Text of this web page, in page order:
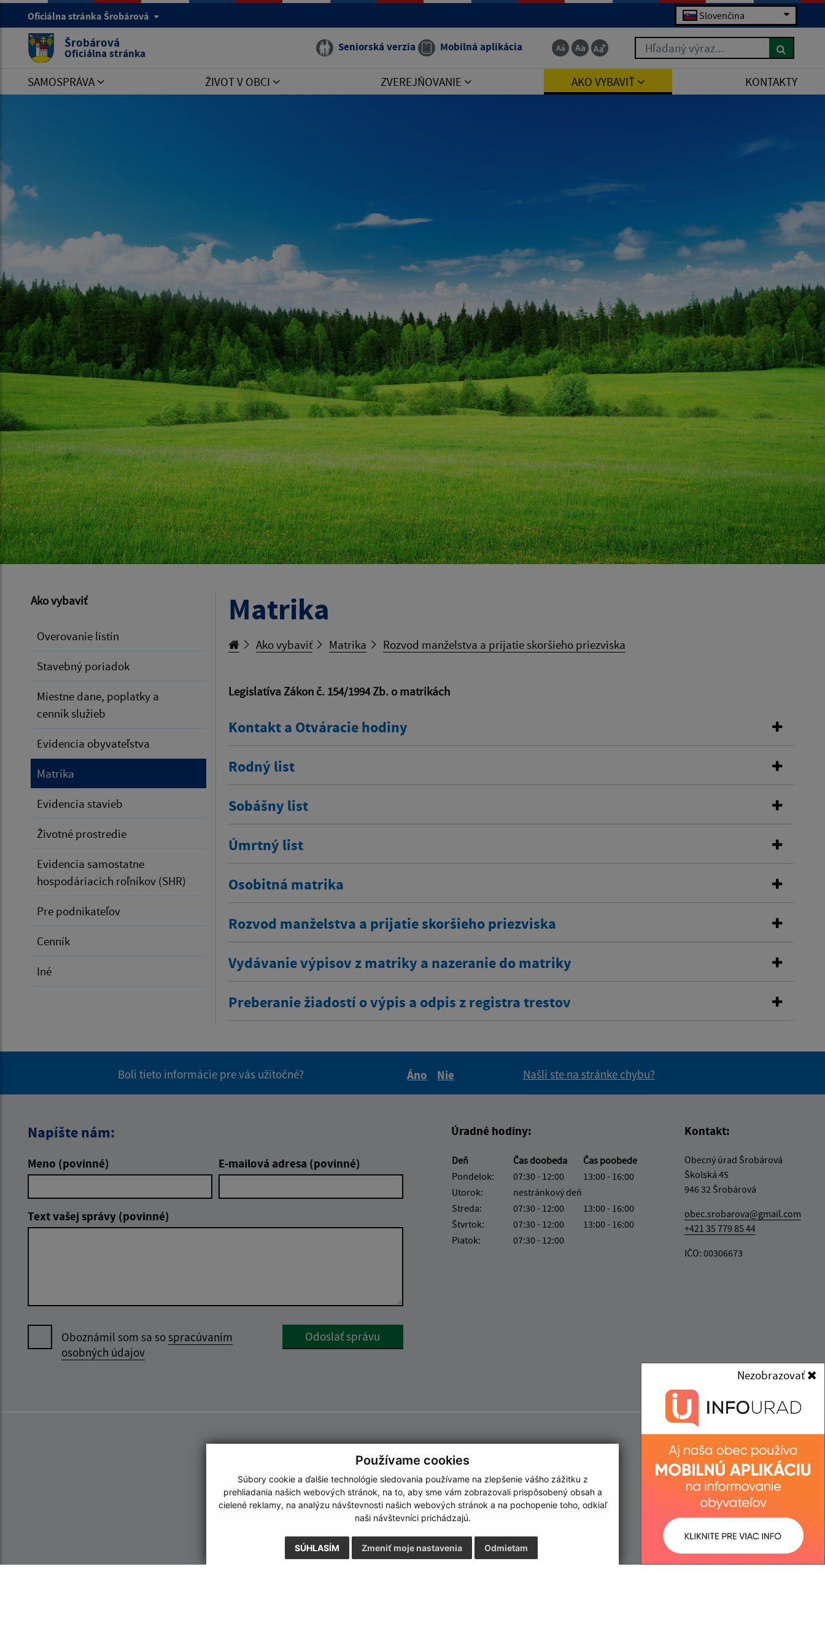
Používame cookies
Súbory cookie a ďalšie technológie sledovania používame na zlepšenie vášho zážitku z
prehliadania našich webových stránok, na to, aby sme vám zobrazovali prispôsobený obsah a
cielené reklamy, na analýzu návštevnosti našich webových stránok a na pochopenie toho, odkiaľ
naši návštevníci prichádzajú.
SÚHLASÍM Odmietam
Zmeniť moje nastavenia
Nezobrazovať
Oficiálna stránka Šrobárová Slovenčina
Šrobárová
Oficiálna stránka Seniorská verzia Mobilná aplikácia Hľadaný výraz...
SAMOSPRÁVA ŽIVOT V OBCI ZVEREJŇOVANIE AKO VYBAVIŤ KONTAKTY
Ako vybaviť
Overovanie listín
Stavebný poriadok
Miestne dane, poplatky a
cenník služieb
Evidencia obyvateľstva
Matrika
Evidencia stavieb
Životné prostredie
Evidencia samostatne
hospodáriacich roľníkov (SHR)
Pre podnikateľov
Cenník
Iné
Matrika
Ako vybaviť Matrika Rozvod manželstva a prijatie skoršieho priezviska
Legislatíva Zákon č. 154/1994 Zb. o matrikách
Kontakt a Otváracie hodiny
Rodný list
Sobášny list
Úmrtný list
Osobitná matrika
Rozvod manželstva a prijatie skoršieho priezviska
Vydávanie výpisov z matriky a nazeranie do matriky
Preberanie žiadostí o výpis a odpis z registra trestov
Boli tieto informácie pre vás užitočné?
Áno
Nie
Našli ste na stránke chybu?
Napíšte nám:
Meno (povinné) E-mailová adresa (povinné)
Text vašej správy (povinné)
Oboznámil som sa sospracúvaním
osobných údajov
Odoslať správu
Úradné hodiny:
Deň Čas doobeda
Čas poobede
Pondelok:
07:30 - 12:00
13:00 - 16:00
Utorok:
nestránkový deň
Streda:
07:30 - 12:00
13:00 - 16:00
Štvrtok:
07:30 - 12:00
13:00 - 16:00
Piatok:
07:30 - 12:00
Kontakt:
Obecný úrad Šrobárová
Školská 45
946 32 Šrobárová
obec.srobarova@gmail.com
+421 35 779 85 44
IČO: 00306673